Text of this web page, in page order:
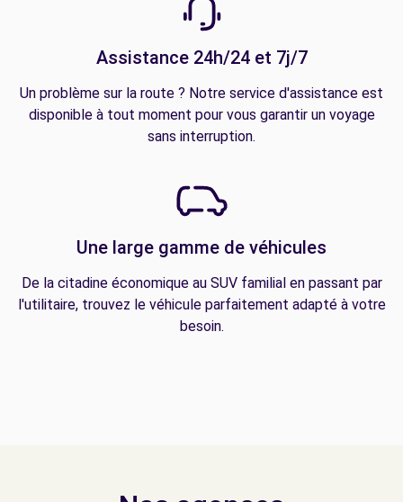
Assistance 24h/24 et 7j/7
Un problème sur la route ? Notre service d'assistance est
disponible à tout moment pour vous garantir un voyage
sans interruption.
Une large gamme de véhicules
De la citadine économique au SUV familial en passant par
l'utilitaire, trouvez le véhicule parfaitement adapté à votre
besoin.